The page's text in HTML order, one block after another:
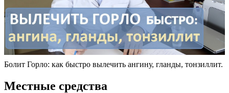
Болит Горло: как быстро вылечить ангину, гланды, тонзиллит.
Местные средства